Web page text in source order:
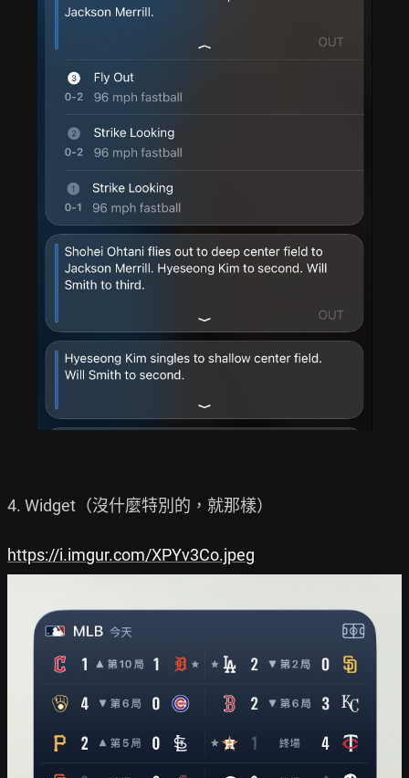
4. Widget（沒什麼特別的，就那樣）
https://i.imgur.com/XPYv3Co.jpeg